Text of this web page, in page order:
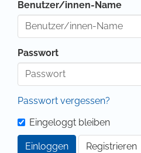
Benutzer/innen-Name
Passwort
Passwort vergessen?
Eingeloggt bleiben
Einloggen Registrieren